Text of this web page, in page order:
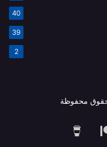
40
39
2
‫Patreon